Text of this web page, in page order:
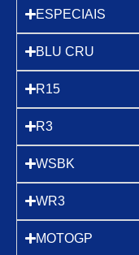
ESPECIAIS
BLU CRU
R15
R3
WSBK
WR3
MOTOGP